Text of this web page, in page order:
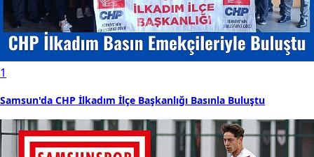
1
Samsun'da CHP İlkadım İlçe Başkanlığı Basınla Buluştu